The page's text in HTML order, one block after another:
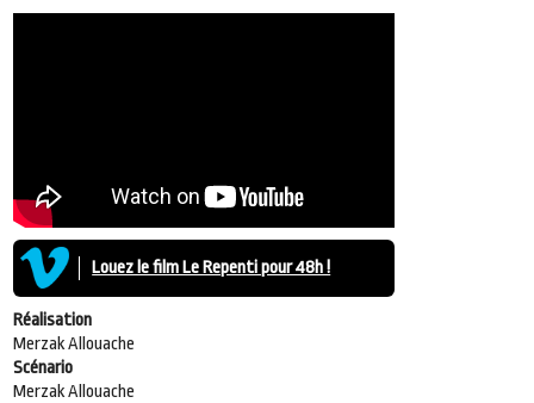
Louez le film Le Repenti pour 48h !
Réalisation
Merzak Allouache
Scénario
Merzak Allouache